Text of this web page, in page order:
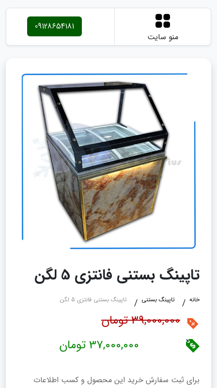
منو سایت
09128654181
تاپینگ بستنی فانتزی 5 لگن
خانه تاپینگ بستنی تاپینگ بستنی فانتزی 5 لگن
39,000,000 تومان
37,000,000 تومان
برای ثبت سفارش خرید این محصول و کسب اطلاعات